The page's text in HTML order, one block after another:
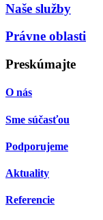
Naše služby
Právne oblasti
Preskúmajte
O nás
Sme súčasťou
Podporujeme
Aktuality
Referencie